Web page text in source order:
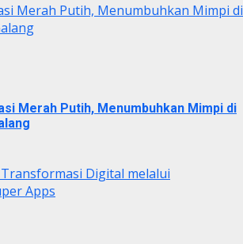
Merah Putih, Menumbuhkan Mimpi di
Merah Putih, Menumbuhkan Mimpi di
Digital melalui
Apps